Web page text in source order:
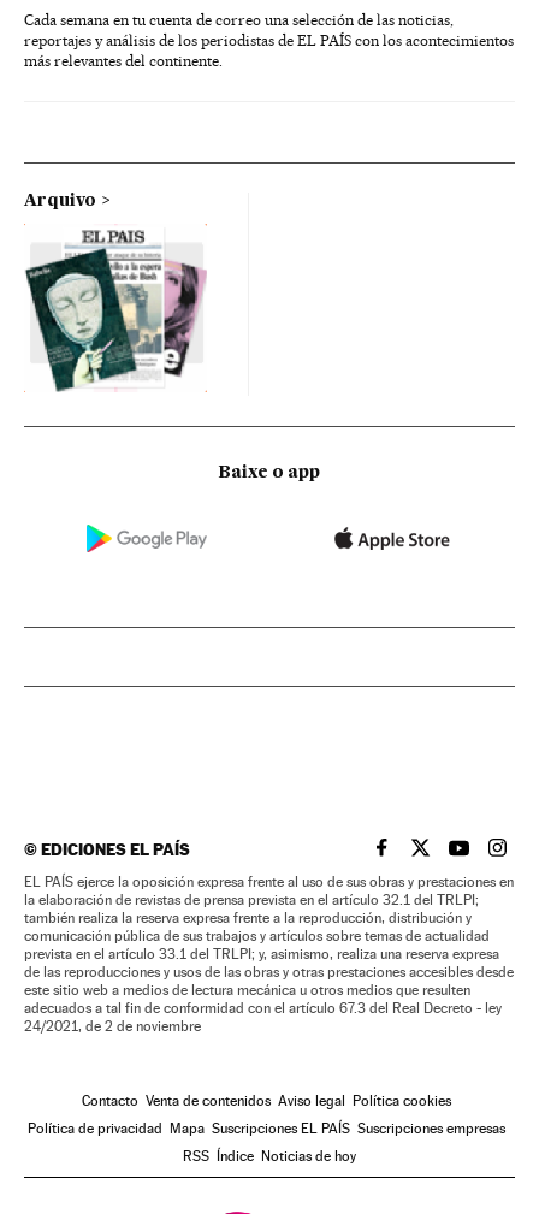
Cada semana en tu cuenta de correo una selección de las noticias,
reportajes y análisis de los periodistas de EL PAÍS con los acontecimientos
más relevantes del continente.
Arquivo
Baixe o app
©EDICIONES EL PAÍS EL PAÍS BRASIL EN
EL PAÍSEL PAÍS
EL
EL PAÍS ejerce la oposición expresa frente al uso de sus obras y prestaciones en
la elaboración de revistas de prensa prevista en el artículo 32.1 del TRLPI;
también realiza la reserva expresa frente a la reproducción, distribución y
comunicación pública de sus trabajos y artículos sobre temas de actualidad
prevista en el artículo 33.1 del TRLPI; y, asimismo, realiza una reserva expresa
de las reproducciones y usos de las obras y otras prestaciones accesibles desde
este sitio web a medios de lectura mecánica u otros medios que resulten
adecuados a tal fin de conformidad con el artículo 67.3 del Real Decreto - ley
24/2021, de 2 de noviembre
Contacto Venta de contenidos Aviso legal
Política cookies
Política de privacidad
Mapa Suscripciones EL PAÍS Suscripciones empresas
RSS
Índice Noticias de hoy